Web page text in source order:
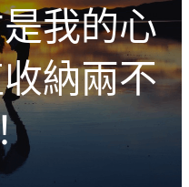
我的心
納兩不